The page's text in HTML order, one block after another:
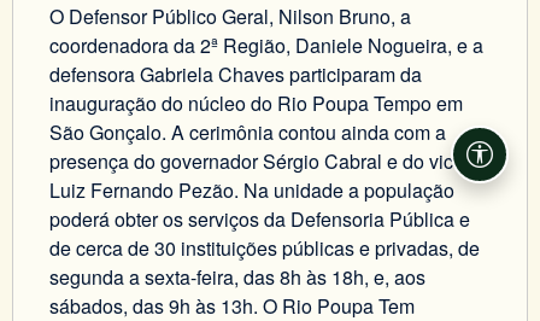
O Defensor Público Geral, Nilson Bruno, a
coordenadora da 2ª Região, Daniele Nogueira, e a
defensora Gabriela Chaves participaram da
inauguração do núcleo do Rio Poupa Tempo em
São Gonçalo. A cerimônia contou ainda com a
presença do governador Sérgio Cabral e do vice,
Luiz Fernando Pezão. Na unidade a população
poderá obter os serviços da Defensoria Pública e
de cerca de 30 instituições públicas e privadas, de
segunda a sexta-feira, das 8h às 18h, e, aos
sábados, das 9h às 13h. O Rio Poupa Tem